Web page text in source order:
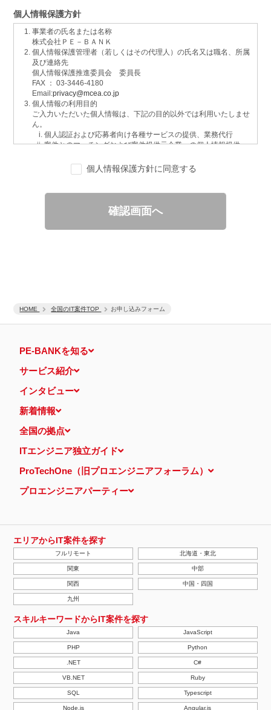
HOME 全国のIT案件TOP お申し込みフォーム
個人情報保護方針
事業者の氏名または名称
株式会社ＰＥ－ＢＡＮＫ
個人情報保護管理者（若しくはその代理人）の氏名又は職名、所属
及び連絡先
個人情報保護推進委員会 委員長
FAX ： 03-3446-4180
Email:privacy@mcea.co.jp
個人情報の利用目的
ご入力いただいた個人情報は、下記の目的以外では利用いたしませ
ん。
個人認証および応募者向け各種サービスの提供、業務代行
案件とのマッチングおよび案件提供元企業への個人情報提供
サービスに関するご意見、お問い合わせへの回答
ご要望の分析、各種統計データの算出と分析
当社運営のウェブサイト訪問前にクリックされている広告の情
報（クリック日や広告掲載サイトなど）を取得のうえ、情報と
照合して広告効果を測定
個人情報の第三者提供について
的の通知・開示・内容の訂正・追加または削除・利用の停止・消去
認定個人情報保護団体の名称および、苦情の解決の申出先
一般社団法人日本個人情報管理協会（JAPiCO）
相談・苦情受付窓口
ル泉岳寺前
本人が容易に認識できない方法による個人情報の取得
当ウェブサイトでは、広告配信事業者が提供するプログラムを利用
し、特定のサイトにおいて行動ターゲティング広告（サイト閲覧情
報などをもとにユーザーの興味・関心にあわせて広告を配信する広
告手法）を行っております。 その際、ユーザーのサイト訪問履歴
情報を採取するためCookieを使用しています（ただし、個人を特
定・識別できるような情報は一切含まれておりません）。
正、その他個人情報の安全管理のために必要かつ適切な措置を講じ
ます。
当社の個人情報の取扱いに関する苦情、相談等の問合せ先
株式会社ＰＥ－ＢＡＮＫ 個人情報相談窓口
FAX：03-3446-4180
Email：privacy@mcea.co.jp
【2019年10月7日 改訂】
個人情報保護方針に同意する
確認画面へ
PE-BANKを知る
サービス紹介
インタビュー
新着情報
全国の拠点
ITエンジニア独立ガイド
ProTechOne（旧プロエンジニアフォーラム）
プロエンジニアパーティー
エリアからIT案件を探す
フルリモート 北海道・東北
関東 中部
関西 中国・四国
九州
スキルキーワードからIT案件を探す
Java JavaScript
PHP Python
.NET C#
VB.NET Ruby
SQL Typescript
Node.js Angular.js